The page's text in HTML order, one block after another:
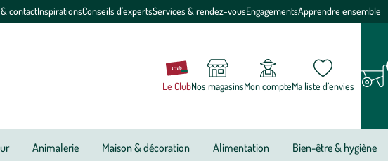
contactInspirationsConseils d'expertsServices & rendez-vousEngagementsApprendre ensemble
Le ClubNos magasinsMon compteMa liste d’envies
Animalerie Maison & décoration Alimentation Bien-être & hygiène